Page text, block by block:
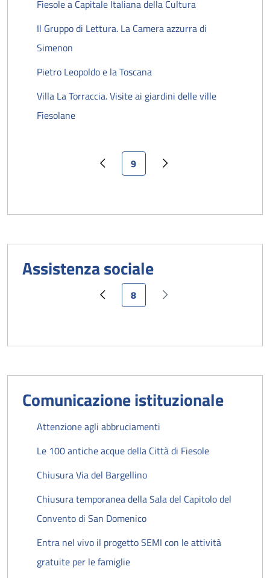
Fiesole a Capitale Italiana della Cultura
Il Gruppo di Lettura. La Camera azzurra di
Simenon
Pietro Leopoldo e la Toscana
Villa La Torraccia. Visite ai giardini delle ville
Fiesolane
Pagina precedente
Pagina attuale
9 Pagina successiva
Assistenza sociale
Pagina precedente
Pagina attuale
8 Pagina successiva
Comunicazione istituzionale
Attenzione agli abbruciamenti
Le 100 antiche acque della Città di Fiesole
Chiusura Via del Bargellino
Chiusura temporanea della Sala del Capitolo del
Convento di San Domenico
Entra nel vivo il progetto SEMI con le attività
gratuite per le famiglie